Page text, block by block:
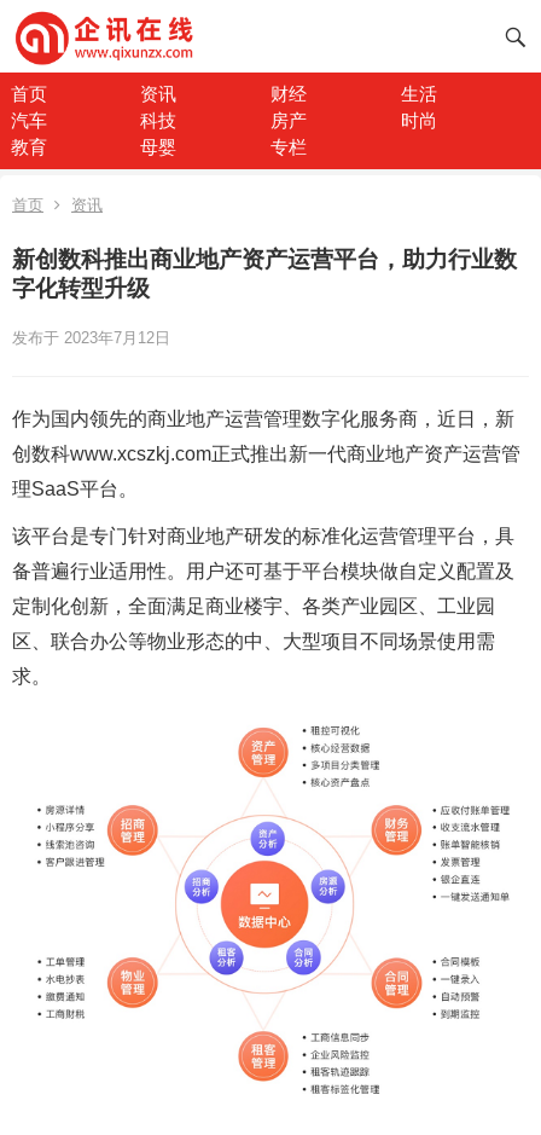
首页 资讯 财经
生活
汽车
科技 房产
时尚
教育
母婴 专栏
首页 资讯
新创数科推出商业地产资产运营平台，助力行业数
字化转型升级
发布于 2023年7月12日
作为国内领先的商业地产运营管理数字化服务商，近日，新
创数科www.xcszkj.com正式推出新一代商业地产资产运营管
理SaaS平台。
该平台是专门针对商业地产研发的标准化运营管理平台，具
备普遍行业适用性。用户还可基于平台模块做自定义配置及
定制化创新，全面满足商业楼宇、各类产业园区、工业园
区、联合办公等物业形态的中、大型项目不同场景使用需
求。